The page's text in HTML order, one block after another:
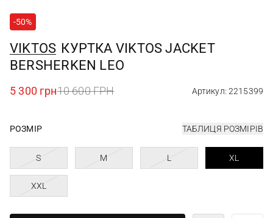
-50%
VIKTOS КУРТКА VIKTOS JACKET
BERSHERKEN LEO
5 300 грн10 600 ГРН Артикул: 2215399
РОЗМІР ТАБЛИЦЯ РОЗМІРІВ
S M L XL
XXL